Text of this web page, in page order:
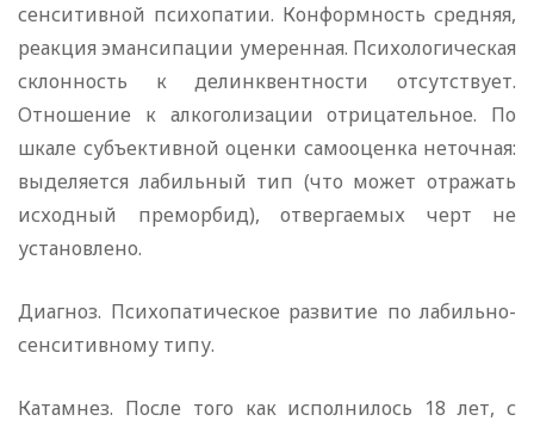
сенситивной психопатии. Конформность средняя,
реакция эмансипации умеренная. Психологическая
склонность к делинквентности отсутствует.
Отношение к алкоголизации отрицательное. По
шкале субъективной оценки самооценка неточная:
выделяется лабильный тип (что может отражать
исходный преморбид), отвергаемых черт не
установлено.
Диагноз. Психопатическое развитие по лабильно-
сенситивному типу.
Катамнез. После того как исполнилось 18 лет, с